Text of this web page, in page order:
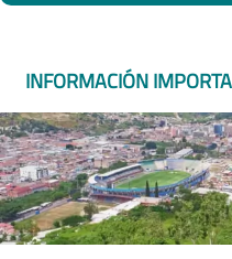
INFORMACIÓN